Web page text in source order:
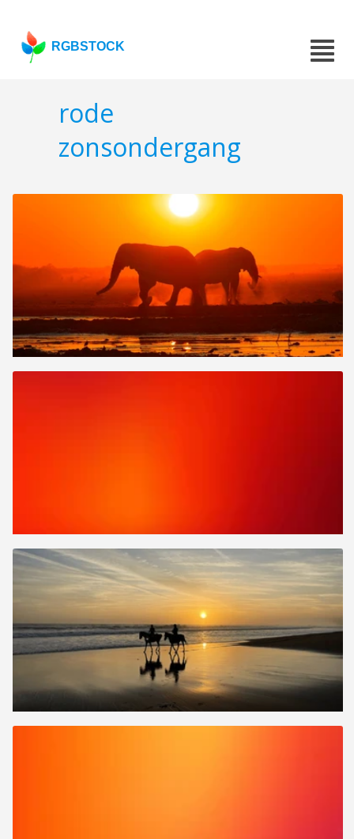
RGBSTOCK
rode
zonsondergang